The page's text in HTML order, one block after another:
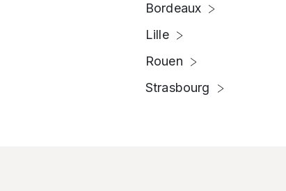
Bordeaux
Lille
Rouen
Strasbourg